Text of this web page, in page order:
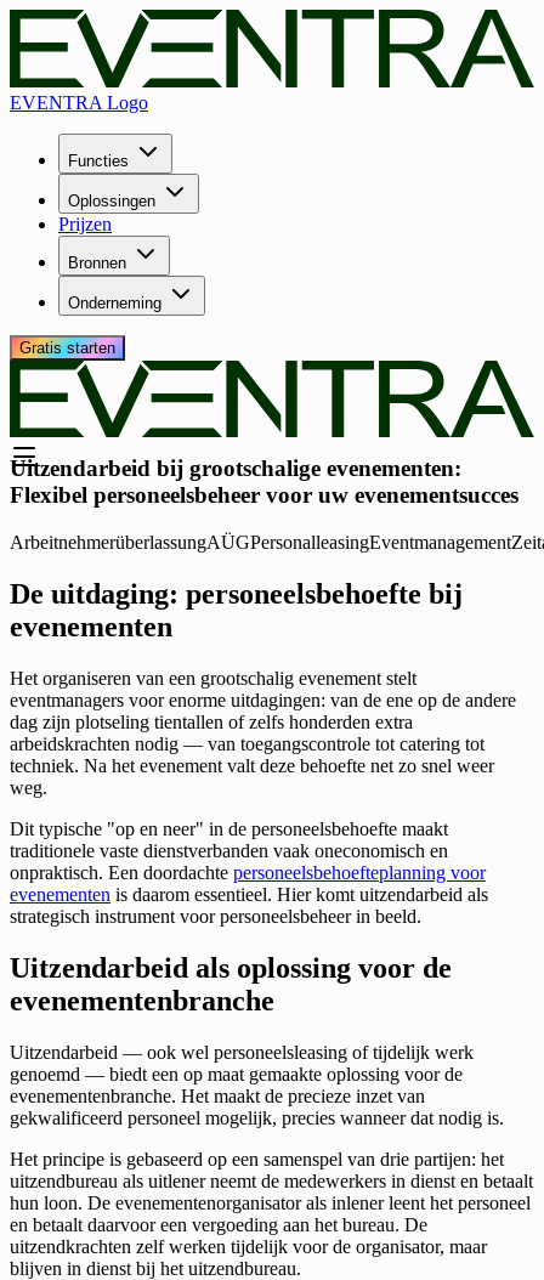
EVENTRA Logo
Functies
Oplossingen
Prijzen
Bronnen
Onderneming
Gratis starten
Uitzendarbeid bij grootschalige evenementen:
Flexibel personeelsbeheer voor uw evenementsucces
ArbeitnehmerüberlassungAÜGPersonalleasingEventmanagement
De uitdaging: personeelsbehoefte bij
evenementen
Het organiseren van een grootschalig evenement stelt
eventmanagers voor enorme uitdagingen: van de ene op de andere
dag zijn plotseling tientallen of zelfs honderden extra
arbeidskrachten nodig — van toegangscontrole tot catering tot
techniek. Na het evenement valt deze behoefte net zo snel weer
weg.
Dit typische "op en neer" in de personeelsbehoefte maakt
traditionele vaste dienstverbanden vaak oneconomisch en
onpraktisch. Een doordachte personeelsbehoefteplanning voor
evenementen is daarom essentieel. Hier komt uitzendarbeid als
strategisch instrument voor personeelsbeheer in beeld.
Uitzendarbeid als oplossing voor de
evenementenbranche
Uitzendarbeid — ook wel personeelsleasing of tijdelijk werk
genoemd — biedt een op maat gemaakte oplossing voor de
evenementenbranche. Het maakt de precieze inzet van
gekwalificeerd personeel mogelijk, precies wanneer dat nodig is.
Het principe is gebaseerd op een samenspel van drie partijen: het
uitzendbureau als uitlener neemt de medewerkers in dienst en betaalt
hun loon. De evenementenorganisator als inlener leent het personeel
en betaalt daarvoor een vergoeding aan het bureau. De
uitzendkrachten zelf werken tijdelijk voor de organisator, maar
blijven in dienst bij het uitzendbureau.